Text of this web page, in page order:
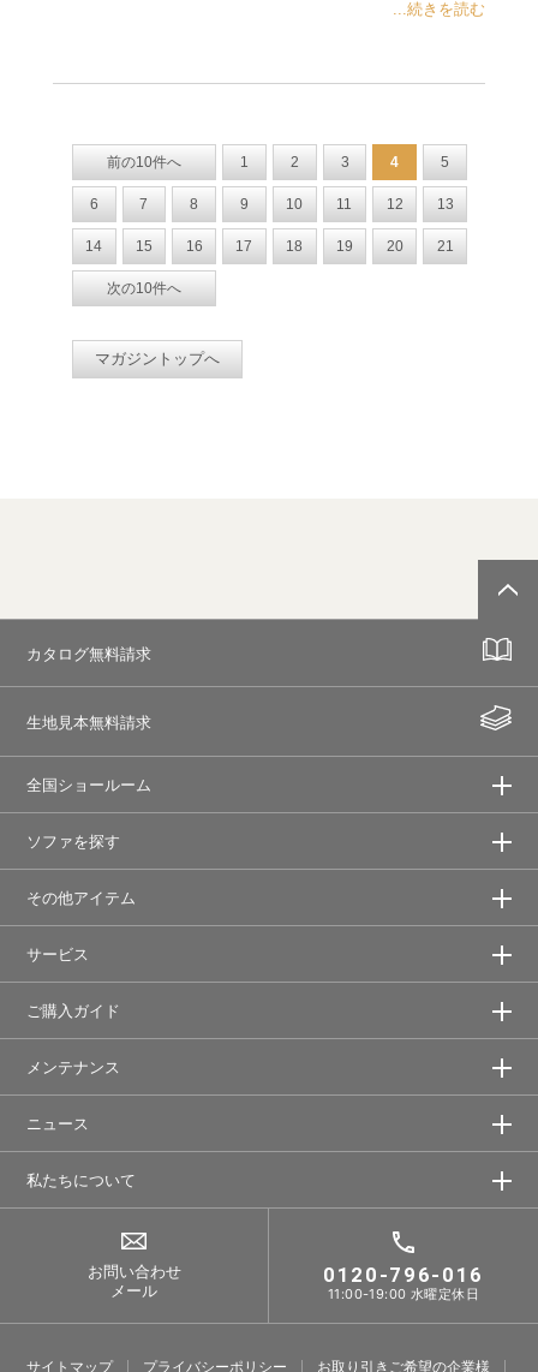
...続きを読む
前の10件へ 1 2 3 4 5
6 7 8 9 10 11 12 13
14 15 16 17 18 19 20 21
次の10件へ
マガジントップへ
カタログ無料請求
生地見本無料請求
全国ショールーム
ソファを探す
その他アイテム
サービス
ご購入ガイド
メンテナンス
ニュース
私たちについて
お問い合わせ
メール
0120-796-016
11:00-19:00 水曜定休日
サイトマップ プライバシーポリシー お取り引きご希望の企業様